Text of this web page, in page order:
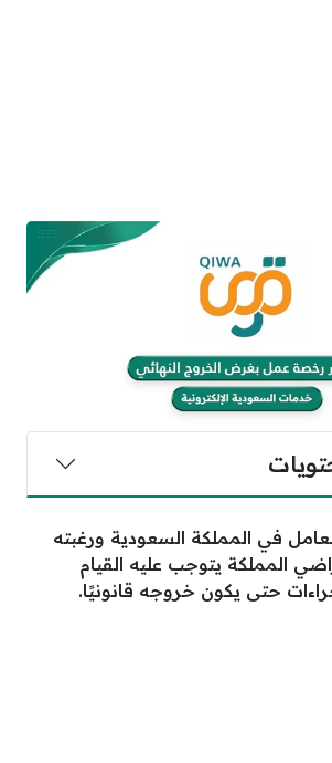
في المملكة السعودية ورغبته
المملكة يتوجب عليه القيام
حتى يكون خروجه قانونيًا.